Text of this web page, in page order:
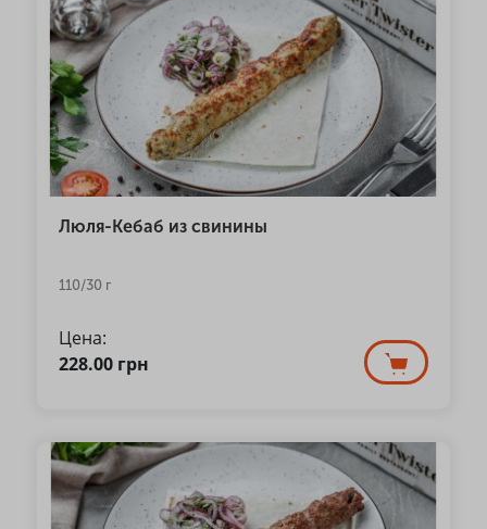
Люля-Кебаб из свинины
110/30 г
Цена:
228.00 грн